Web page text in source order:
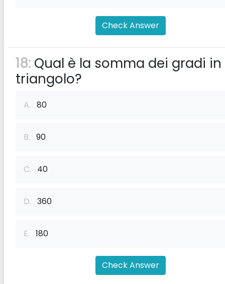
Check Answer
18: Qual è la somma dei gradi
triangolo?
A. 80
B. 90
C. 40
D. 360
E. 180
Check Answer